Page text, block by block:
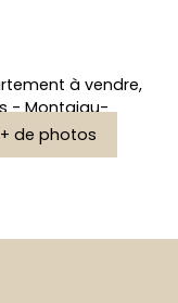
+ de photos